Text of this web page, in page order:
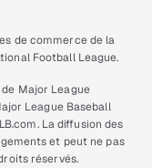
de commerce de la
Football League.
Major League
League Baseball
La diffusion des
et peut ne pas
réservés.